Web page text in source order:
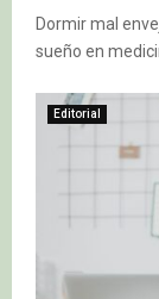
Dormir mal
sueño en
Editorial